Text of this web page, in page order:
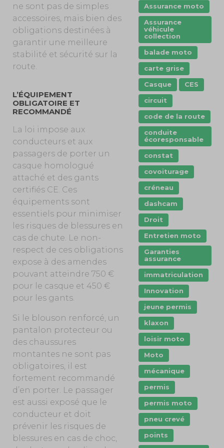
ne sont pas de simples
accessoires, mais bien des
obligations destinées à
garantir une meilleure
stabilité et sécurité sur la
route.
L’ÉQUIPEMENT
OBLIGATOIRE ET
RECOMMANDÉ
La loi impose aux
conducteurs et aux
passagers de porter un
casque homologué
attaché et des gants
certifiés CE. Ces
équipements sont
essentiels pour minimiser
les risques de blessures en
cas de chute. Le non-
respect de ces obligations
expose à des amendes
pouvant atteindre 750 €
pour le casque et 450 €
pour les gants.
Si le blouson renforcé, un
pantalon protecteur ou
des chaussures
montantes ne sont pas
obligatoires, il est
fortement recommandé
d’en porter. Le passager
est aussi exposé que le
conducteur et doit
prévenir les risques de
blessures en cas de choc,
Assurance moto
Assurance
véhicule
collection
balade moto
carte grise
Casque
CES
circuit
code de la route
conduite
écoresponsable
constat
covoiturage
créneau
dashcam
Droit
Entretien moto
Garanties
assurance
immatriculation
Innovation
jeune permis
klaxon
loisir moto
Moto
mécanique
permis
permis moto
pneu crevé
points